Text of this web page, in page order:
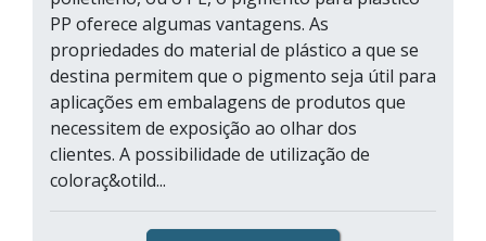
PP oferece algumas vantagens. As
propriedades do material de plástico a que se
destina permitem que o pigmento seja útil para
aplicações em embalagens de produtos que
necessitem de exposição ao olhar dos
clientes. A possibilidade de utilização de
coloraç&otild...